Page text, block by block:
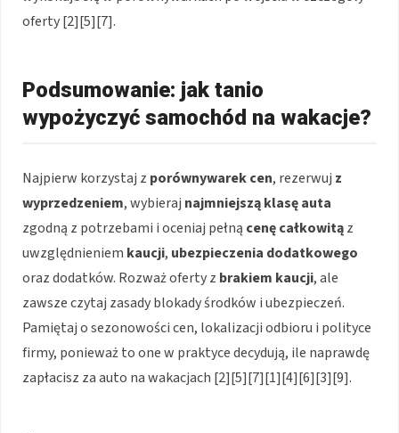
oferty [2][5][7].
Podsumowanie: jak tanio
wypożyczyć samochód na wakacje?
Najpierw korzystaj z porównywarek cen, rezerwuj z
wyprzedzeniem, wybieraj najmniejszą klasę auta
zgodną z potrzebami i oceniaj pełną cenę całkowitąz
uwzględnieniem kaucji, ubezpieczenia dodatkowego
oraz dodatków. Rozważ oferty z brakiem kaucji, ale
zawsze czytaj zasady blokady środków i ubezpieczeń.
Pamiętaj o sezonowości cen, lokalizacji odbioru i polityce
firmy, ponieważ to one w praktyce decydują, ile naprawdę
zapłacisz za auto na wakacjach [2][5][7][1][4][6][3][9].